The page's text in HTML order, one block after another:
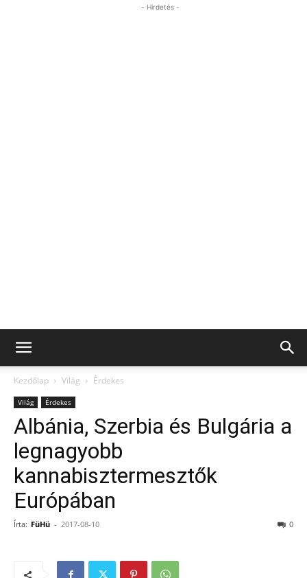
- Hirdetés -
Kezdőlap Világ Érdekes
Világ Érdekes
Albánia, Szerbia és Bulgária a
legnagyobb
kannabisztermesztők
Európában
Írta: FüHü - 2017-08-10 0